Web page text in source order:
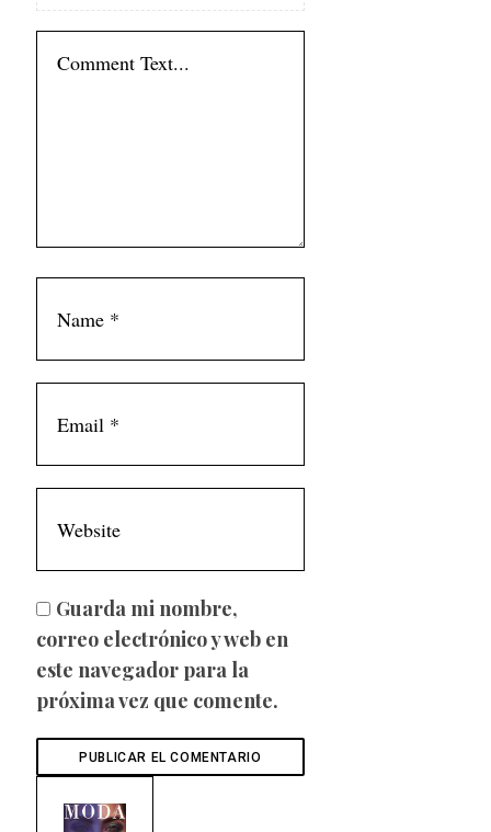
Guarda mi nombre,
correo electrónico y web en
este navegador para la
próxima vez que comente.